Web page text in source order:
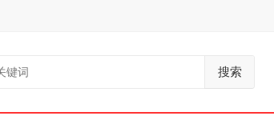
搜索